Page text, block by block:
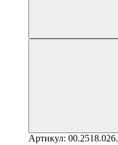
Артикул: